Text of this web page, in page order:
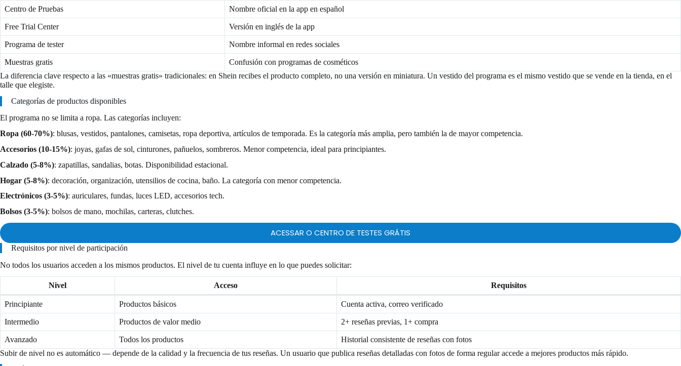
Centro de Pruebas Nombre oficial en la app en español
Free Trial Center Versión en inglés de la app
Programa de tester Nombre informal en redes sociales
Muestras gratis
Confusión con programas de cosméticos
La diferencia clave respecto a las «muestras gratis» tradicionales: en Shein recibes el producto completo, no una versión en miniatura. Un vestido del programa es el mismo vestido que se vende en la tienda, en el
talle que elegiste.
Categorías de productos disponibles
El programa no se limita a ropa. Las categorías incluyen:
Ropa (60-70%): blusas, vestidos, pantalones, camisetas, ropa deportiva, artículos de temporada. Es la categoría más amplia, pero también la de mayor competencia.
Accesorios (10-15%): joyas, gafas de sol, cinturones, pañuelos, sombreros. Menor competencia, ideal para principiantes.
Calzado (5-8%): zapatillas, sandalias, botas. Disponibilidad estacional.
Hogar (5-8%): decoración, organización, utensilios de cocina, baño. La categoría con menor competencia.
Electrónicos (3-5%): auriculares, fundas, luces LED, accesorios tech.
Bolsos (3-5%): bolsos de mano, mochilas, carteras, clutches.
ACESSAR O CENTRO DE TESTES GRÁTIS
Requisitos por nivel de participación
No todos los usuarios acceden a los mismos productos. El nivel de tu cuenta influye en lo que puedes solicitar:
Nivel Acceso Requisitos
Principiante Productos básicos Cuenta activa, correo verificado
Intermedio Productos de valor medio 2+ reseñas previas, 1+ compra
Avanzado Todos los productos
Historial consistente de reseñas con fotos
Subir de nivel no es automático — depende de la calidad y la frecuencia de tus reseñas. Un usuario que publica reseñas detalladas con fotos de forma regular accede a mejores productos más rápido.